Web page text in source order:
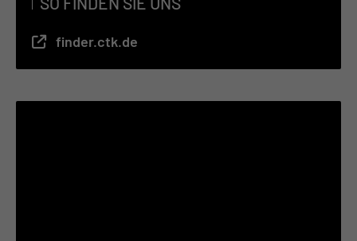
finder.ctk.de